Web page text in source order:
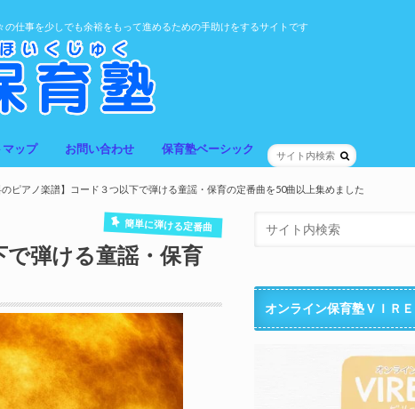
の仕事を少しでも余裕をもって進めるための手助けをするサイトです
ップ お問い合わせ 保育塾ベーシック
のピアノ楽譜】コード３つ以下で弾ける童謡・保育の定番曲を50曲以上集めました
簡単に弾ける定番曲
で弾ける童謡・保育
オンライン保育塾ＶＩＲ